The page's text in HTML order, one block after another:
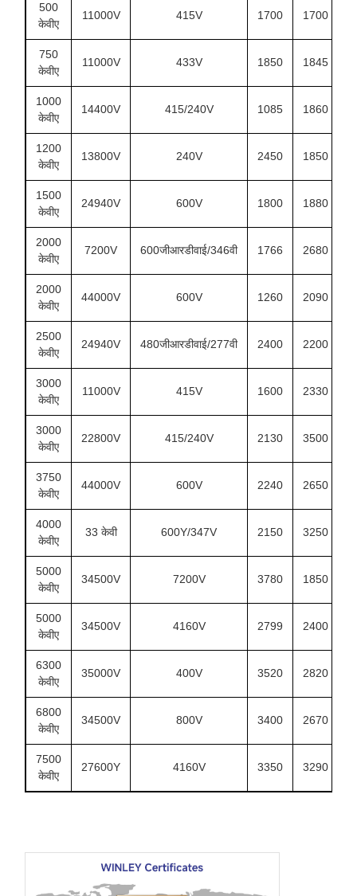
500
केवीए
11000V 415V 1700 1700
750
केवीए
11000V 433V 1850 1845
1000
केवीए
14400V 415/240V 1085 1860
1200
केवीए
13800V 240V 2450 1850
1500
केवीए
24940V 600V 1800 1880
2000
केवीए
7200V 600जीआरडीवाई/346वी 1766 2680
2000
केवीए
44000V 600V 1260 2090
2500
केवीए
24940V 480जीआरडीवाई/277वी 2400 2200
3000
केवीए
11000V 415V 1600 2330
3000
केवीए
22800V 415/240V 2130 3500
3750
केवीए
44000V 600V 2240 2650
4000
केवीए
33 केवी 600Y/347V 2150 3250
5000
केवीए
34500V 7200V 3780 1850
5000
केवीए
34500V 4160V 2799 2400
6300
केवीए
35000V 400V 3520 2820
6800
केवीए
34500V 800V 3400 2670
7500
केवीए
27600Y 4160V 3350 3290